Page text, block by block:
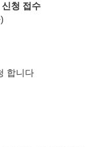
청 접수
합니다